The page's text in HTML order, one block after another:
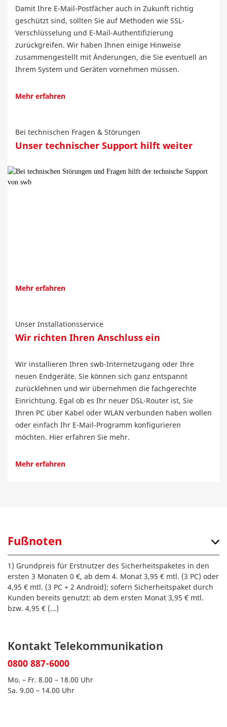
Damit Ihre E-Mail-Postfächer auch in Zukunft richtig
geschützt sind, sollten Sie auf Methoden wie SSL-
Verschlüsselung und E-Mail-Authentifizierung
zurückgreifen. Wir haben Ihnen einige Hinweise
zusammengestellt mit Änderungen, die Sie eventuell an
Ihrem System und Geräten vornehmen müssen.
Mehr erfahren
Bei technischen Fragen & Störungen
Unser technischer Support hilft weiter
Mehr erfahren
Unser Installationsservice
Wir richten Ihren Anschluss ein
Wir installieren Ihren swb-Internetzugang oder Ihre
neuen Endgeräte. Sie können sich ganz entspannt
zurücklehnen und wir übernehmen die fachgerechte
Einrichtung. Egal ob es Ihr neuer DSL-Router ist, Sie
Ihren PC über Kabel oder WLAN verbunden haben wollen
oder einfach Ihr E-Mail-Programm konfigurieren
möchten. Hier erfahren Sie mehr.
Mehr erfahren
Fußnoten
1) Grundpreis für Erstnutzer des Sicherheitspaketes in den
ersten 3 Monaten 0 €, ab dem 4. Monat 3,95 € mtl. (3 PC) oder
4,95 € mtl. (3 PC + 2 Android); sofern Sicherheitspaket durch
Kunden bereits genutzt: ab dem ersten Monat 3,95 € mtl.
bzw. 4,95 € (...)
Kontakt Telekommunikation
0800 887-6000
Mo. – Fr. 8.00 – 18.00 Uhr
Sa. 9.00 – 14.00 Uhr